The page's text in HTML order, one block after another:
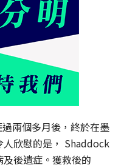
兩個多月後，終於在墨
欣慰的是， Shaddock
後遺症。獲救後的